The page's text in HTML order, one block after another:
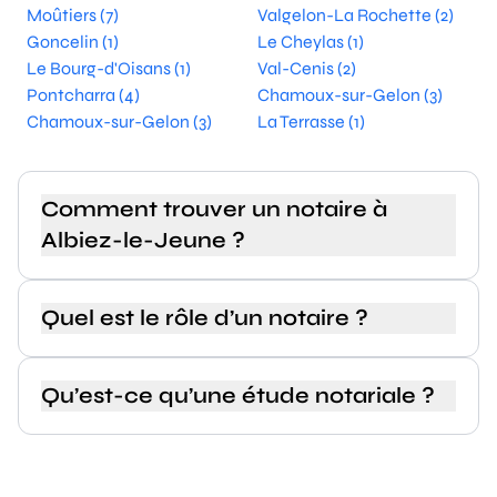
Moûtiers (7)
Valgelon-La Rochette (2)
Goncelin (1)
Le Cheylas (1)
Le Bourg-d'Oisans (1)
Val-Cenis (2)
Pontcharra (4)
Chamoux-sur-Gelon (3)
Chamoux-sur-Gelon (3)
La Terrasse (1)
Comment trouver un notaire à
Albiez-le-Jeune ?
Quel est le rôle d’un notaire ?
Qu’est-ce qu’une étude notariale ?